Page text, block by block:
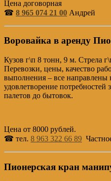
Цена договорная
☎ 8 965 074 21 00 Андрей
Воровайка в аренду
Кузов г\п 8 тонн, 9 м. Стрела
Перевозки, цены, качество
выполнения – все направлены
удовлетворение потребностей
палетов до бытовок.
Цена от 8000 рублей.
☎ тел. 8 963 322 66 89
Пионерская кран